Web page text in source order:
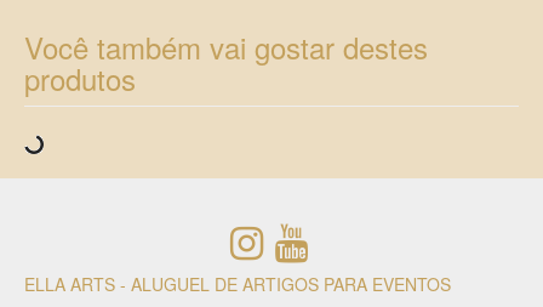
Você também vai gostar destes
produtos
ELLA ARTS - ALUGUEL DE ARTIGOS PARA EVENTOS